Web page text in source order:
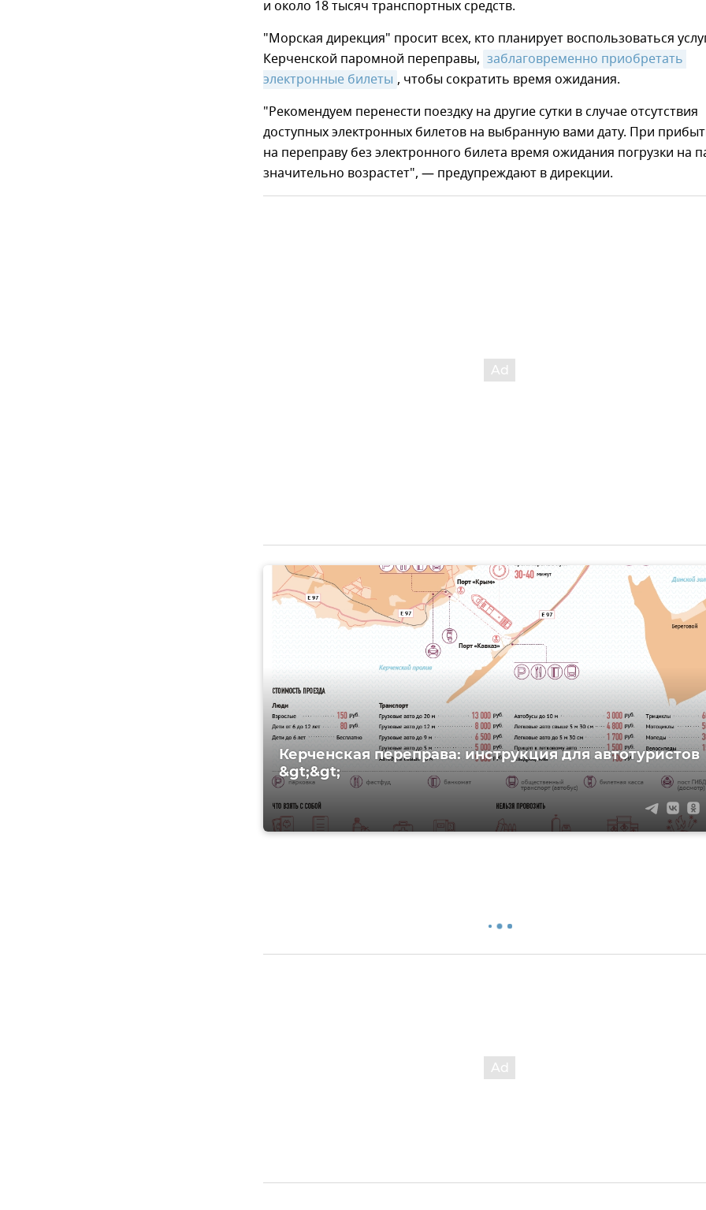
и около 18 тысяч транспортных средств.
"Морская дирекция" просит всех, кто планирует воспользоваться
Керченской паромной переправы, заблаговременно приобретать
электронные билеты , чтобы сократить время ожидания.
"Рекомендуем перенести поездку на другие сутки в случае отсутствия
доступных электронных билетов на выбранную вами дату. При
на переправу без электронного билета время ожидания погрузки на
значительно возрастет", — предупреждают в дирекции.
Керченская переправа: инструкция для автотуристов
&gt;&gt;